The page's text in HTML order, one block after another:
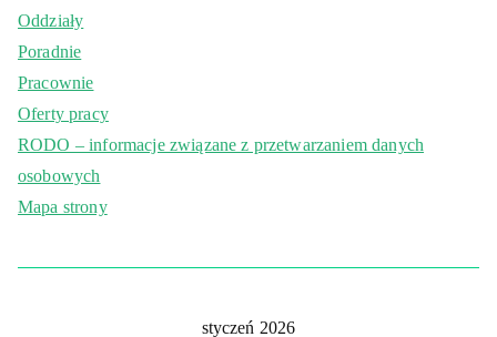
Oddziały
Poradnie
Pracownie
Oferty pracy
RODO – informacje związane z przetwarzaniem danych
osobowych
Mapa strony
styczeń 2026